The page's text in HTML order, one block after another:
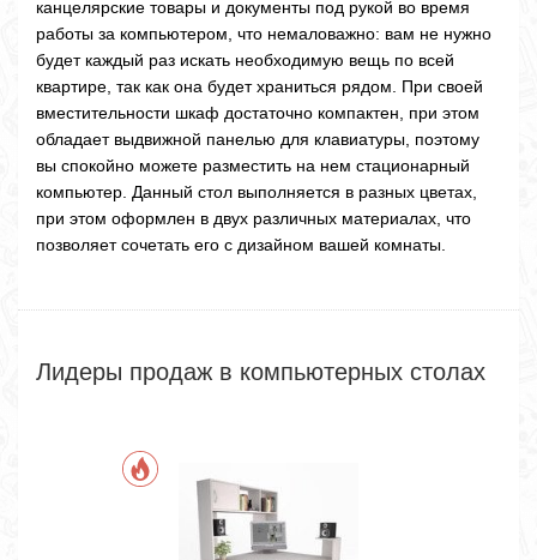
канцелярские товары и документы под рукой во время
работы за компьютером, что немаловажно: вам не нужно
будет каждый раз искать необходимую вещь по всей
квартире, так как она будет храниться рядом. При своей
вместительности шкаф достаточно компактен, при этом
обладает выдвижной панелью для клавиатуры, поэтому
вы спокойно можете разместить на нем стационарный
компьютер. Данный стол выполняется в разных цветах,
при этом оформлен в двух различных материалах, что
позволяет сочетать его с дизайном вашей комнаты.
Лидеры продаж в компьютерных столах